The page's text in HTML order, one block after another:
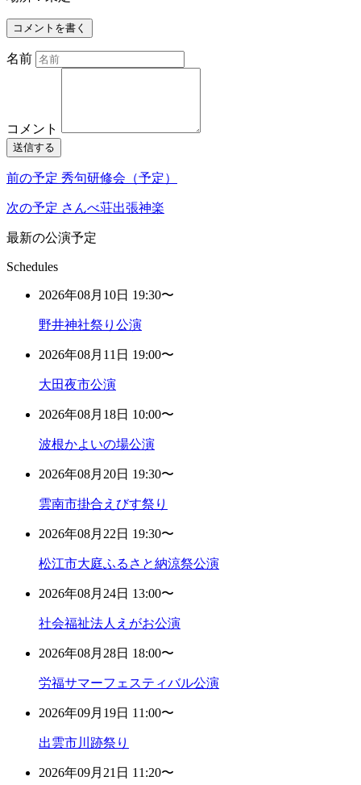
コメントを書く
名前
コメント
送信する
前の予定 秀句研修会（予定）
次の予定 さんべ荘出張神楽
最新の公演予定
Schedules
2026年08月10日 19:30〜
野井神社祭り公演
2026年08月11日 19:00〜
大田夜市公演
2026年08月18日 10:00〜
波根かよいの場公演
2026年08月20日 19:30〜
雲南市掛合えびす祭り
2026年08月22日 19:30〜
松江市大庭ふるさと納涼祭公演
2026年08月24日 13:00〜
社会福祉法人えがお公演
2026年08月28日 18:00〜
労福サマーフェスティバル公演
2026年09月19日 11:00〜
出雲市川跡祭り
2026年09月21日 11:20〜